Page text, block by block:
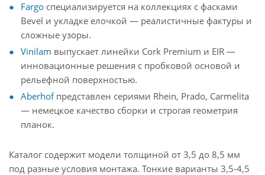
Fargo специализируется на коллекциях с фасками
Bevel и укладке елочкой — реалистичные фактуры и
сложные узоры.
Vinilam выпускает линейки Cork Premium и EIR —
инновационные решения с пробковой основой и
рельефной поверхностью.
Aberhofпредставлен сериями Rhein, Prado, Carmelita
— немецкое качество сборки и строгая геометрия
планок.
Каталог содержит модели толщиной от 3,5 до 8,5 мм
под разные условия монтажа. Тонкие варианты 3,5-4,5